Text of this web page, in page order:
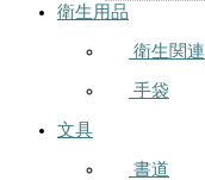
衛生用品
衛生関連
手袋
文具
書道